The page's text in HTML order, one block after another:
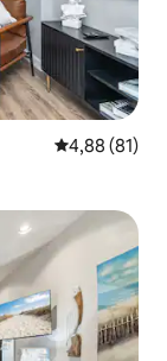
4,88 de uma
4,88 (81)